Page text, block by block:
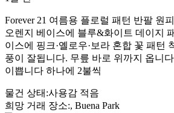
Forever 21 여름용 플로럴 패턴 반팔 원
오렌지 베이스에 블루&화이트 데이지
이스에 핑크·옐로우·보라 혼합 꽃 패턴
풍이 잘됩니다. 무릎 바로 위까지 옵니
이쁩니다 하나에 2불씩
물건 상태 :사용감 적음
희망 거래 장소:, Buena Park